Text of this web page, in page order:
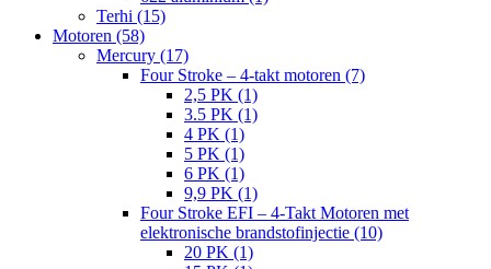
Terhi (15)
Motoren (58)
Mercury (17)
Four Stroke – 4-takt motoren (7)
2,5 PK (1)
3.5 PK (1)
4 PK (1)
5 PK (1)
6 PK (1)
9,9 PK (1)
Four Stroke EFI – 4-Takt Motoren met
elektronische brandstofinjectie (10)
20 PK (1)